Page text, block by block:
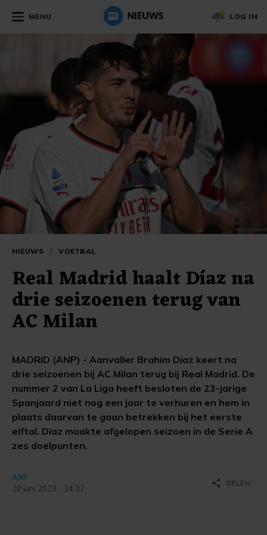
MENU LOG IN
NIEUWS / VOETBAL
Real Madrid haalt Díaz na
drie seizoenen terug van
AC Milan
MADRID (ANP) - Aanvaller Brahim Díaz keert na
drie seizoenen bij AC Milan terug bij Real Madrid. De
nummer 2 van La Liga heeft besloten de 23-jarige
Spanjaard niet nog een jaar te verhuren en hem in
plaats daarvan te gaan betrekken bij het eerste
elftal. Díaz maakte afgelopen seizoen in de Serie A
zes doelpunten.
ANP
10 juni 2023 - 14:37
share DELEN